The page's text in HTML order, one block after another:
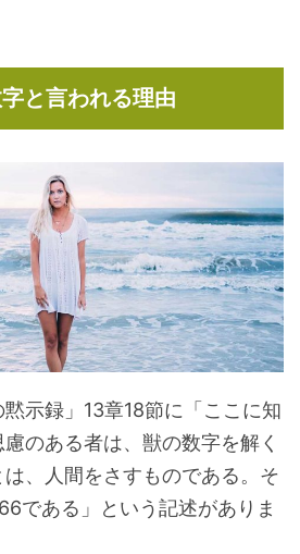
と言われる理由
示録」13章18節に「ここに知
のある者は、獣の数字を解く
、人間をさすものである。そ
である」という記述がありま